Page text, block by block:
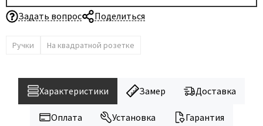
Задать вопрос
Поделиться
Ручки На квадратной розетке
Характеристики Замер Доставка
Оплата Установка Гарантия